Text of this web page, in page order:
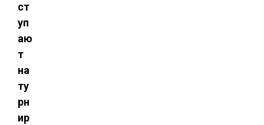
ст
уп
аю
т
на
ту
рн
ир